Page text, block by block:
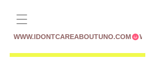
WWW.IDONTCAREABOUTUNO.COM